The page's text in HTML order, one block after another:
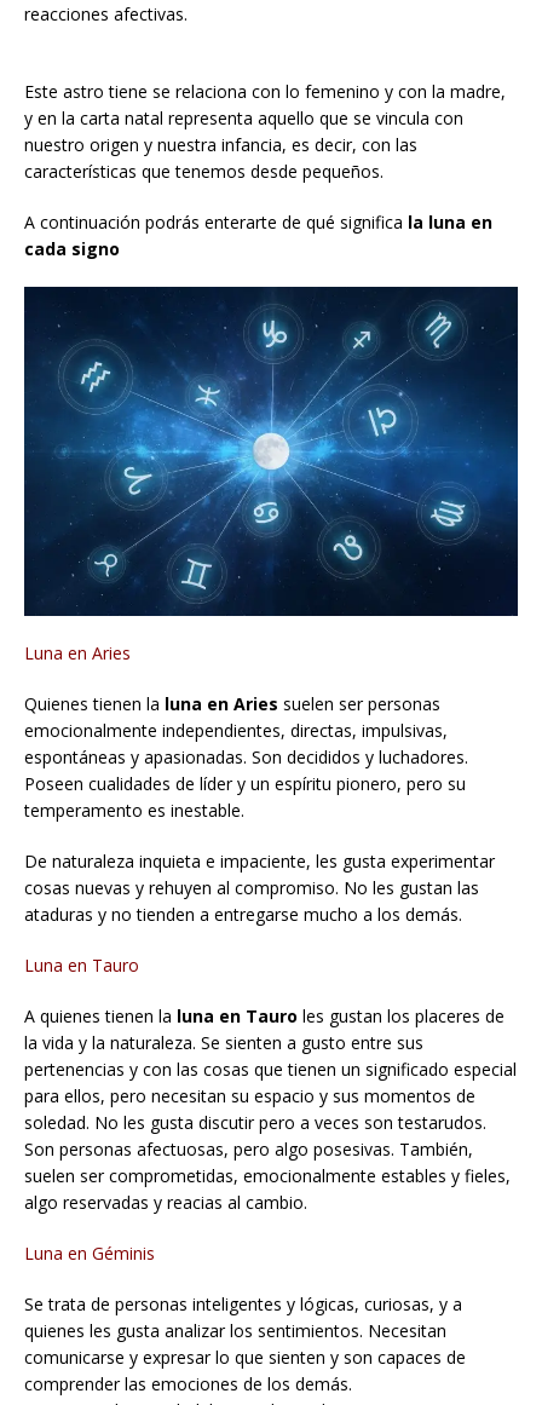
reacciones afectivas.
Este astro tiene se relaciona con lo femenino y con la madre,
y en la carta natal representa aquello que se vincula con
nuestro origen y nuestra infancia, es decir, con las
características que tenemos desde pequeños.
A continuación podrás enterarte de qué significa la luna en
cada signo
Luna en Aries
Quienes tienen la luna en Aries suelen ser personas
emocionalmente independientes, directas, impulsivas,
espontáneas y apasionadas. Son decididos y luchadores.
Poseen cualidades de líder y un espíritu pionero, pero su
temperamento es inestable.
De naturaleza inquieta e impaciente, les gusta experimentar
cosas nuevas y rehuyen al compromiso. No les gustan las
ataduras y no tienden a entregarse mucho a los demás.
Luna en Tauro
A quienes tienen la luna en Tauro les gustan los placeres de
la vida y la naturaleza. Se sienten a gusto entre sus
pertenencias y con las cosas que tienen un significado especial
para ellos, pero necesitan su espacio y sus momentos de
soledad. No les gusta discutir pero a veces son testarudos.
Son personas afectuosas, pero algo posesivas. También,
suelen ser comprometidas, emocionalmente estables y fieles,
algo reservadas y reacias al cambio.
Luna en Géminis
Se trata de personas inteligentes y lógicas, curiosas, y a
quienes les gusta analizar los sentimientos. Necesitan
comunicarse y expresar lo que sienten y son capaces de
comprender las emociones de los demás.